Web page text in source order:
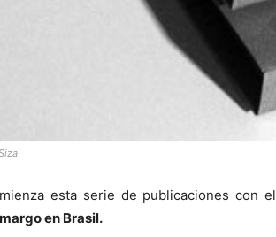
esta serie de publicaciones con el
en Brasil.